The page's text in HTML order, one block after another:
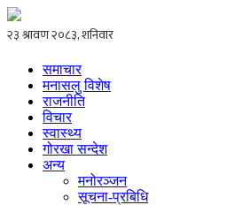
समाचार
मनासलु विशेष
राजनीति
विचार
स्वास्थ्य
गोरखा सन्देश
अन्य
मनोरञ्जन
सूचना-प्रबिधि